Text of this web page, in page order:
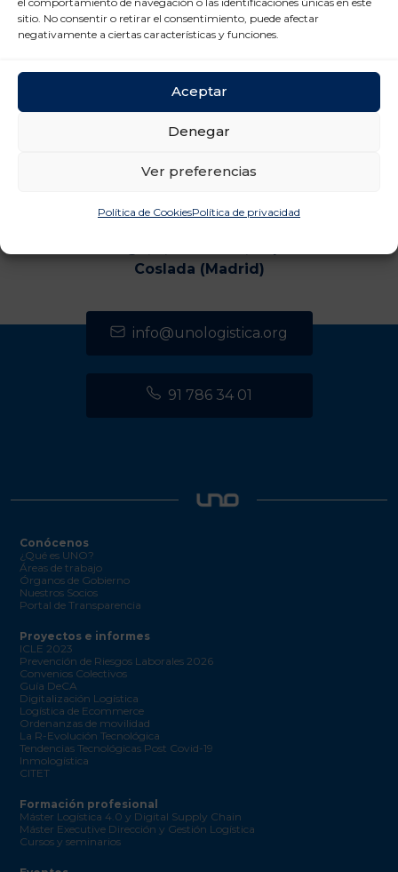
sitio. No consentir o retirar el consentimiento, puede afectar
negativamente a ciertas características y funciones.
Aceptar
Denegar
Ver preferencias
Política de CookiesPolítica de privacidad
Coslada (Madrid)
info@unologistica.org
91 786 34 01
Conócenos
¿Qué es UNO?
Áreas de trabajo
Órganos de Gobierno
Nuestros Socios
Portal de Transparencia
Proyectos e informes
ICLE 2023
Prevención de Riesgos Laborales 2026
Convenios Colectivos
Guía DeCA
Digitalización Logística
Logística de Ecommerce
Ordenanzas de movilidad
La R-Evolución Tecnológica
Tendencias Tecnológicas Post Covid-19
Inmologística
CITET
Formación profesional
Máster Logística 4.0 y Digital Supply Chain
Máster Executive Dirección y Gestión Logística
Cursos y seminarios